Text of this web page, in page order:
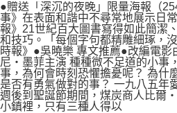
●贈送「深沉的夜晚」限量海報（
事》在表面和諧中不尋常地展示日
報》21世紀百大圖書寫得如此簡潔
和技巧。「每個字句都精雕細琢，
時報》●吳曉樂 專文推薦●改編電
尼‧墨菲主演 種種微不足道的小事
事，為何會時刻恐懼擔憂呢？ 為什
是否有勇氣做對的事？ 一九八五年
週後到聖誕節期間，煤炭商人比爾
小鎮裡，只有三種人得以